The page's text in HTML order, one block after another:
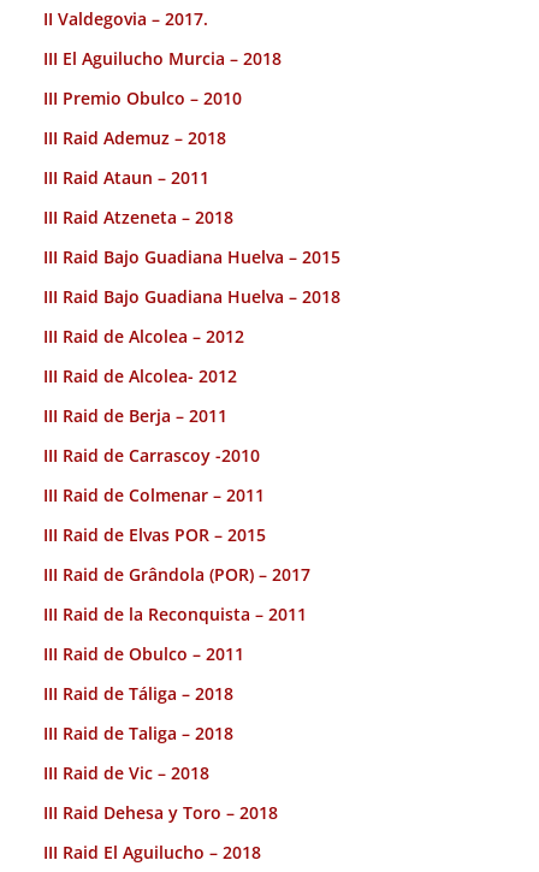
II Valdegovia – 2017.
III El Aguilucho Murcia – 2018
III Premio Obulco – 2010
III Raid Ademuz – 2018
III Raid Ataun – 2011
III Raid Atzeneta – 2018
III Raid Bajo Guadiana Huelva – 2015
III Raid Bajo Guadiana Huelva – 2018
III Raid de Alcolea – 2012
III Raid de Alcolea- 2012
III Raid de Berja – 2011
III Raid de Carrascoy -2010
III Raid de Colmenar – 2011
III Raid de Elvas POR – 2015
III Raid de Grândola (POR) – 2017
III Raid de la Reconquista – 2011
III Raid de Obulco – 2011
III Raid de Táliga – 2018
III Raid de Taliga – 2018
III Raid de Vic – 2018
III Raid Dehesa y Toro – 2018
III Raid El Aguilucho – 2018